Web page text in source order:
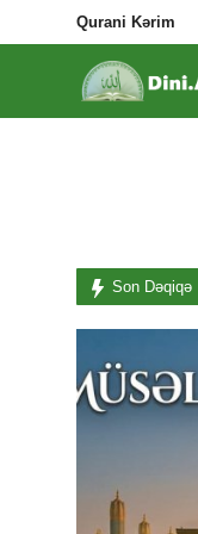
Qurani Kərim
Qurani Kərim
Ünsiyyət (ÇAT)
Sual-Cavab
Son Dəqiqə